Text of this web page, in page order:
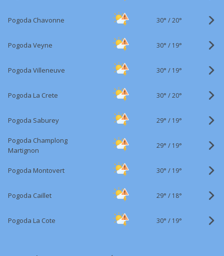
Pogoda Chavonne 30° /20°
Pogoda Veyne 30° / 19°
Pogoda Villeneuve 30° / 19°
Pogoda La Crete 30° /20°
Pogoda Saburey 29° / 19°
Pogoda Champlong
Martignon
29° / 19°
Pogoda Montovert 30° / 19°
Pogoda Caillet 29° / 18°
Pogoda La Cote 30° / 19°